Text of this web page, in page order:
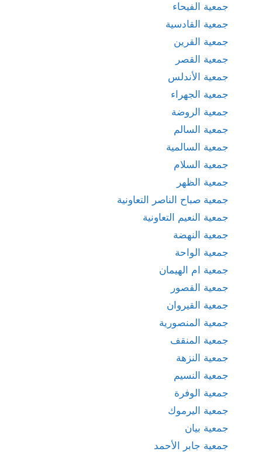
جمعية الفيحاء
جمعية القادسية
جمعية القرين
جمعية القصر
جمعية الأندلس
جمعية الجهراء
جمعية الروضة
جمعية السالم
جمعية السالمية
جمعية السلام
جمعية الظهر
جمعية صباح الناصر التعاونية
جمعية النعيم التعاونية
جمعية النهضة
جمعية الواحة
جمعية ام الهيمان
جمعية القصور
جمعية القيروان
جمعية المنصورية
جمعية المنقف
جمعية النزهة
جمعية النسيم
جمعية الوفرة
جمعية اليرموك
جمعية بيان
جمعية جابر الأحمد